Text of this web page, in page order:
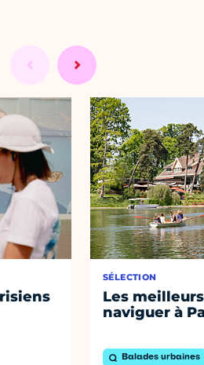
SÉLECTION
Les
naviguer à
Balades urbaines